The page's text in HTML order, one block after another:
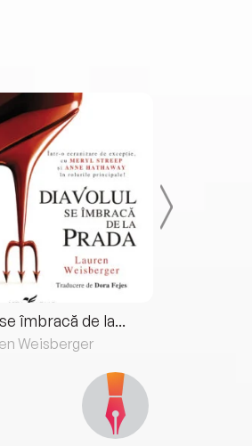
îmbracă de la...
Weisberger